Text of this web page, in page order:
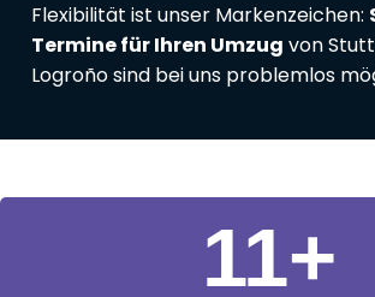
Flexibilität ist unser Markenzeichen:
Termine für Ihren Umzug von
Logroño sind bei uns problemlos
11+